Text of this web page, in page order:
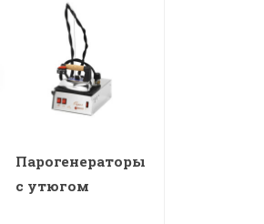
Парогенераторы
с утюгом